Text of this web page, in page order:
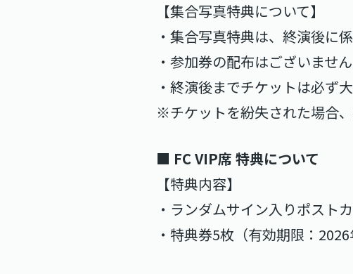
【集合写真特典について】
・集合写真特典は、終演後に
・参加券の配布はございません
・終演後までチケットは必ず
※チケットを紛失された場合
■ FC VIP席 特典について
【特典内容】
・ランダムサイン入りポスト
・特典券5枚（有効期限：2026